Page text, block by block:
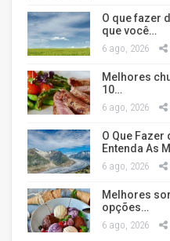
O que fazer
que você…
6 ago, 2026
Melhores
10…
6 ago, 2026
O Que
Entenda As
6 ago, 2026
Melhores
opções…
6 ago, 2026